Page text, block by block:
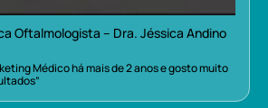
Oftalmologista – Dra. Jéssica Andino
Médico há mais de 2 anos e gosto muito